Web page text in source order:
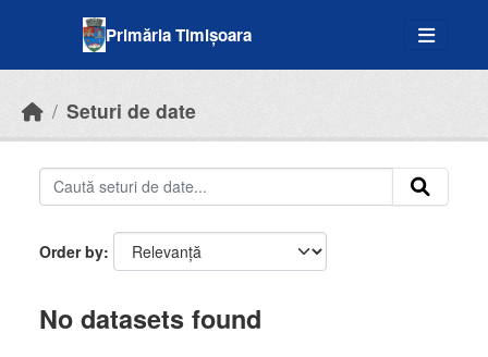
Primăria Timișoara
Seturi de date
Order by
No datasets found